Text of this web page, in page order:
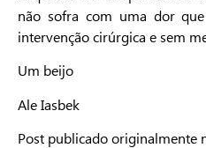
não sofra com uma dor
intervenção cirúrgica e sem
Um beijo
Ale Iasbek
Post publicado originalmente